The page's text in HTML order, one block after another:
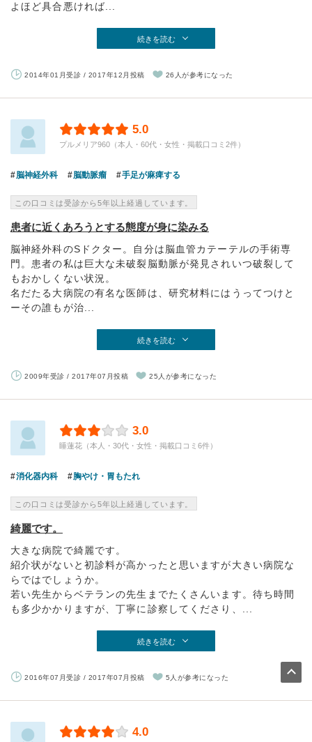
よほど具合悪ければ...
続きを読む
2014年01月受診 / 2017年12月投稿 26人が参考になった
5.0
プルメリア960（本人・60代・女性・掲載口コミ2件）
脳神経外科 脳動脈瘤 手足が麻痺する
この口コミは受診から5年以上経過しています。
患者に近くあろうとする態度が身に染みる
脳神経外科のSドクター。自分は脳血管カテーテルの手術専
門。患者の私は巨大な未破裂脳動脈が発見されいつ破裂して
もおかしくない状況。
名だたる大病院の有名な医師は、研究材料にはうってつけと
ーその誰もが治...
続きを読む
2009年受診 / 2017年07月投稿 25人が参考になった
3.0
睡蓮花（本人・30代・女性・掲載口コミ6件）
消化器内科 胸やけ・胃もたれ
この口コミは受診から5年以上経過しています。
綺麗です。
大きな病院で綺麗です。
紹介状がないと初診料が高かったと思いますが大きい病院な
らではでしょうか。
若い先生からベテランの先生までたくさんいます。待ち時間
も多少かかりますが、丁寧に診察してくださり、...
続きを読む
2016年07月受診 / 2017年07月投稿 5人が参考になった
4.0